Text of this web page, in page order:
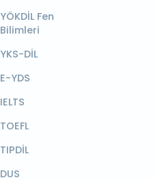
YÖKDİL Fen
Bilimleri
YKS-DİL
E-YDS
IELTS
TOEFL
TIPDİL
DUS